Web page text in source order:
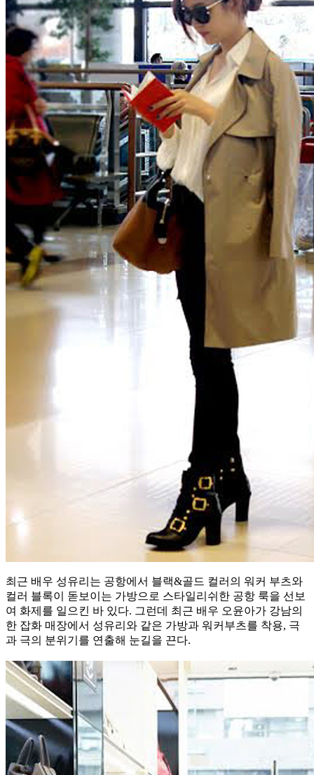
최근 배우 성유리는 공항에서 블랙&골드 컬러의 워커 부츠와
컬러 블록이 돋보이는 가방으로 스타일리쉬한 공항 룩을 선보
여 화제를 일으킨 바 있다. 그런데 최근 배우 오윤아가 강남의
한 잡화 매장에서 성유리와 같은 가방과 워커부츠를 착용, 극
과 극의 분위기를 연출해 눈길을 끈다.